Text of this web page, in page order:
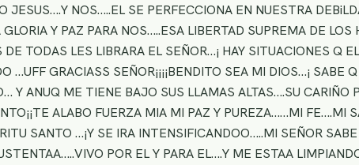
JESUS….Y NOS…..EL SE PERFECCIONA EN NUESTRA
Y PAZ PARA NOS…..ESA LIBERTAD SUPREMA DE
TODAS LES LIBRARA EL SEÑOR…¡ HAY SITUACIONES Q
…UFF GRACIASS SEÑOR¡¡¡¡BENDITO SEA MI DIOS…¡
Y ANUQ ME TIENE BAJO SUS LLAMAS ALTAS….SU CARIÑO
ALABO FUERZA MIA MI PAZ Y PUREZA……MI
SANTO …¡Y SE IRA INTENSIFICANDOO…..MI SEÑOR
POR EL Y PARA EL….Y ME ESTAA